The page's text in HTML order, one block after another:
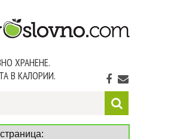
ХРАНЕНЕ.
В КАЛОРИИ.